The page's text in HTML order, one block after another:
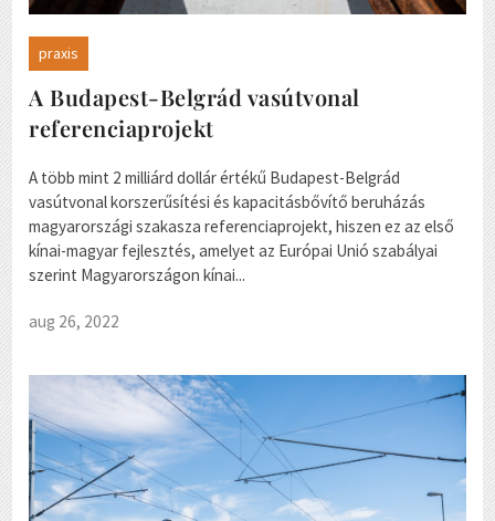
praxis
A Budapest-Belgrád vasútvonal
referenciaprojekt
A több mint 2 milliárd dollár értékű Budapest-Belgrád
vasútvonal korszerűsítési és kapacitásbővítő beruházás
magyarországi szakasza referenciaprojekt, hiszen ez az első
kínai-magyar fejlesztés, amelyet az Európai Unió szabályai
szerint Magyarországon kínai...
aug 26, 2022